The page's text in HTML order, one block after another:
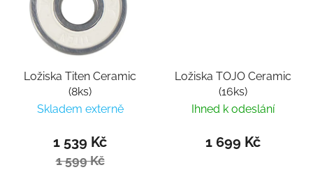
Ložiska Titen Ceramic
(8ks)
Skladem externě
1 539 Kč
1 599 Kč
Ložiska TOJO Ceramic
(16ks)
Ihned k odeslání
1 699 Kč